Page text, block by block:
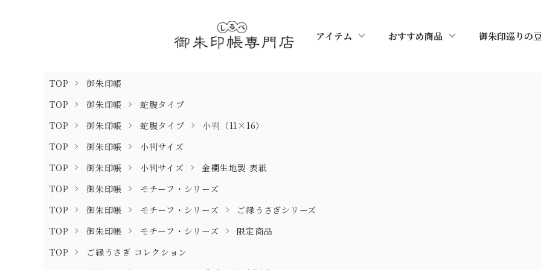
アイテム おすすめ商品 御朱印巡りの
TOP
御朱印帳
TOP
御朱印帳
蛇腹タイプ
TOP
御朱印帳 蛇腹タイプ
小判（11×16）
TOP
御朱印帳
小判サイズ
TOP
御朱印帳 小判サイズ
金襴生地製 表紙
TOP
御朱印帳
モチーフ・シリーズ
TOP
御朱印帳 モチーフ・シリーズ
ご縁うさぎシリーズ
TOP
御朱印帳 モチーフ・シリーズ
限定商品
TOP
ご縁うさぎ コレクション